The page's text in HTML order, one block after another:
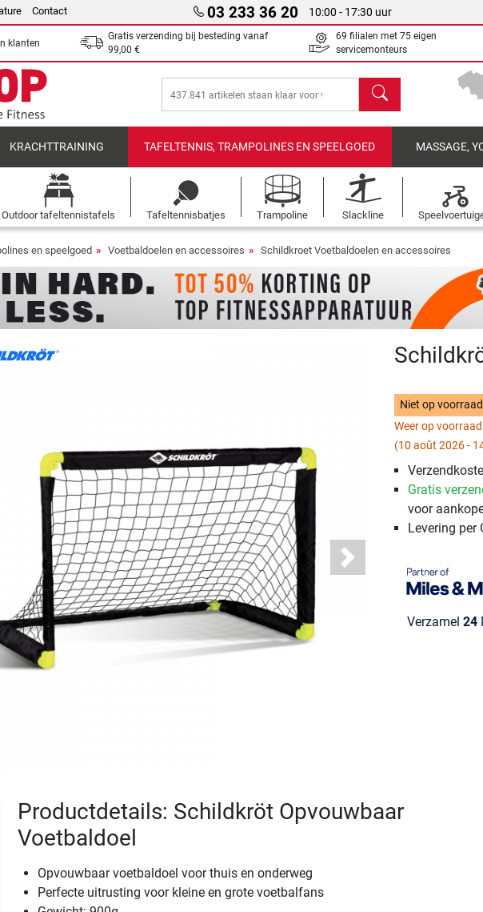
Contact 03 233 36 20 10:00 - 17:30 uur
klanten
Gratis verzending bij besteding vanaf
99,00 €
69 filialen met 75 eigen
servicemonteurs
Zoeken
KRACHTTRAINING TAFELTENNIS, TRAMPOLINES EN SPEELGOED MASSAGE,
Outdoor tafeltennistafels Tafeltennisbatjes Trampoline Slackline
en speelgoed Voetbaldoelen en accessoires Schildkroet Voetbaldoelen en accessoires
Next
Niet op voorraad
Weer op
(10 août 2026 -
Gratis
voor
Levering per
Verzamel 24
Productdetails: Schildkröt Opvouwbaar
Voetbaldoel
Opvouwbaar voetbaldoel voor thuis en onderweg
Perfecte uitrusting voor kleine en grote voetbalfans